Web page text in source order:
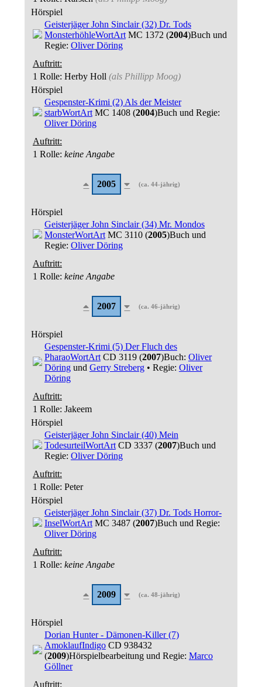
Hörspiel
Geisterjäger John Sinclair (32) Dr. Tods
MonsterhöhleWortArtMC 1372 (2004)Buch und
Regie: Oliver Döring
Auftritt:
1 Rolle: Herby Holl (als Phillipp Moog)
Hörspiel
Gespenster-Krimi (2) Als der Meister
starbWortArtMC 1408 (2004)Buch und Regie:
Oliver Döring
Auftritt:
1 Rolle: keine Angabe
2005 (ca. 44-jährig)
Hörspiel
Geisterjäger John Sinclair (34) Mr. Mondos
MonsterWortArtMC 3110 (2005)Buch und
Regie: Oliver Döring
Auftritt:
1 Rolle: keine Angabe
2007 (ca. 46-jährig)
Hörspiel
Gespenster-Krimi (5) Der Fluch des
PharaoWortArtCD 3119 (2007)Buch: Oliver
Döringund Gerry Streberg• Regie: Oliver
Döring
Auftritt:
1 Rolle: Jakeem
Hörspiel
Geisterjäger John Sinclair (40) Mein
TodesurteilWortArtCD 3337 (2007)Buch und
Regie: Oliver Döring
Auftritt:
1 Rolle: Peter
Hörspiel
Geisterjäger John Sinclair (37) Dr. Tods Horror-
InselWortArtMC 3487 (2007)Buch und Regie:
Oliver Döring
Auftritt:
1 Rolle: keine Angabe
2009 (ca. 48-jährig)
Hörspiel
Dorian Hunter - Dämonen-Killer (7)
AmoklaufIndigoCD 938432
(2009)Hörspielbearbeitung und Regie: Marco
Göllner
Auftritt: